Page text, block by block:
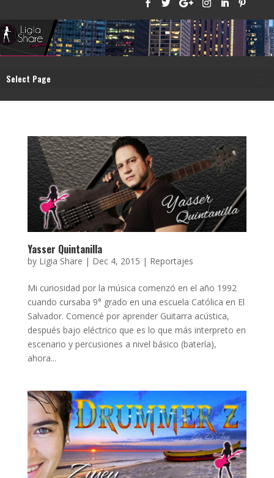
Select Page
Yasser Quintanilla
by Ligia Share | Dec 4, 2015 | Reportajes
Mi curiosidad por la música comenzó en el año 1992
cuando cursaba 9° grado en una escuela Católica en El
Salvador. Comencé por aprender Guitarra acústica,
después bajo eléctrico que es lo que más interpreto en
escenario y percusiones a nivel básico (batería),
ahora...